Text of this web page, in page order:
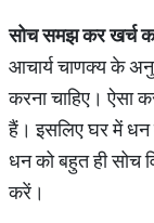
सोचसमझकरखर्च
आचार्य चाणक्य के
करना चाहिए। ऐसा
हैं। इसलिए घर में धन
धन को बहुत ही सोच
करें।